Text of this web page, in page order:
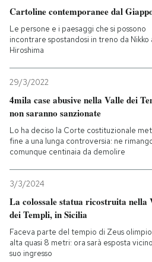
Cartoline contemporanee dal
Le persone e i paesaggi che si possono
incontrare spostandosi in treno da Nikko
Hiroshima
29/3/2022
4mila case abusive nella Valle dei
non saranno sanzionate
Lo ha deciso la Corte costituzionale
fine a una lunga controversia: ne
comunque centinaia da demolire
3/3/2024
La colossale statua ricostruita nella
dei Templi, in Sicilia
Faceva parte del tempio di Zeus
alta quasi 8 metri: ora sarà esposta
suo ingresso